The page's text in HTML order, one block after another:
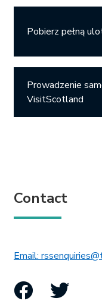
Pobierz pełną
Prowadzenie
VisitScotland
Contact
Email:
Facebook
Twitter